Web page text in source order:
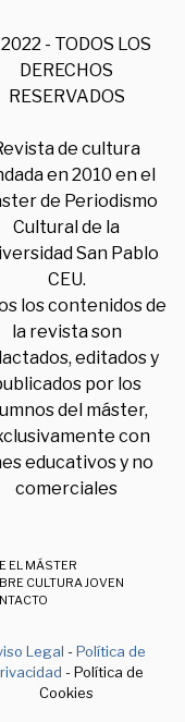
- TODOS LOS
DERECHOS
RESERVADOS
de cultura
en 2010 en el
de Periodismo
Cultural de la
San Pablo
CEU.
los contenidos de
la revista son
editados y
por los
del máster,
con
educativos y no
comerciales
EL MÁSTER
CULTURA JOVEN
Legal -Política de
- Política de
Cookies